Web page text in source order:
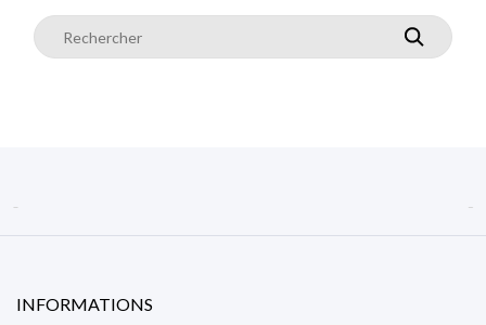
 
INFORMATIONS